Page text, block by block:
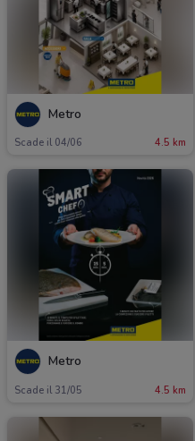
Metro
Scade il 04/06 4.5 km
Metro
Scade il 31/05 4.5 km